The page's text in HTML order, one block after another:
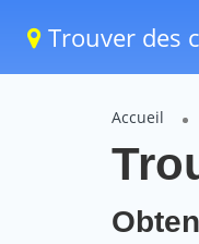
Trouver des
Accueil